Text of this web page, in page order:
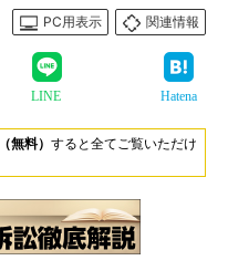
PC用表示
関連情報
LINE Hatena
無料） すると全てご覧いただけ